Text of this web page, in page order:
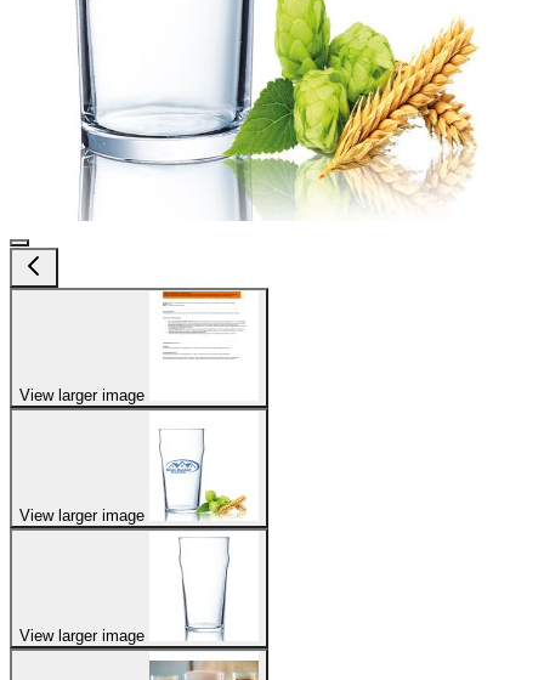
View larger image
View larger image
View larger image